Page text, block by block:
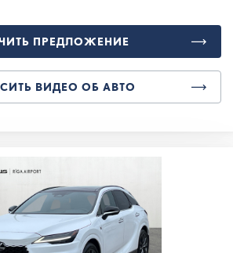
ПРЕДЛОЖЕНИЕ
ВИДЕО ОБ АВТО